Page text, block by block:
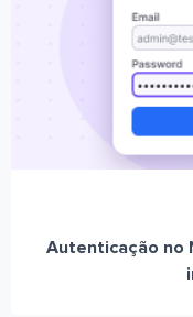
Autenticação no